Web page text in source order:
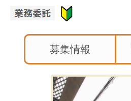
募集情報